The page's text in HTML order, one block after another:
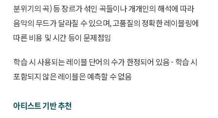
분위기의 곡) 등 장르가 섞인 곡들이나 개개인의 해석에 따라
음악의 무드가 달라질 수 있으며, 고품질의 정확한 레이블링에
따른 비용 및 시간 등이 문제점임
학습 시 사용되는 레이블 단어의 수가 한정되어 있음 - 학습 시
포함되지 않은 레이블은 예측할 수 없음
아티스트 기반 추천